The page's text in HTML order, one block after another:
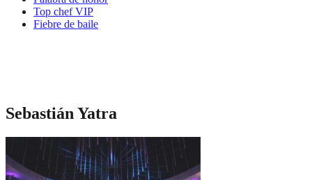
Top chef VIP
Fiebre de baile
Sebastián Yatra